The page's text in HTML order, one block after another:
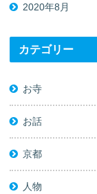
2020年8月
カテゴリー
お寺
お話
京都
人物